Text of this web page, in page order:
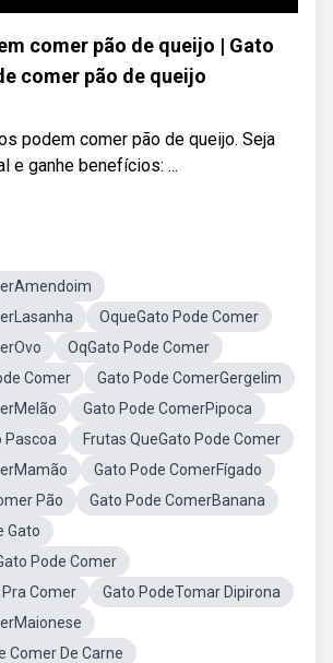
comer pão de queijo | Gato
comer pão de queijo
podem comer pão de queijo. Seja
e ganhe benefícios: ...
OqueGato Pode Comer
OqGato Pode Comer
Comer
Gato Pode ComerGergelim
Gato Pode ComerPipoca
Pascoa
Frutas QueGato Pode Comer
Gato Pode ComerFígado
Pão
Gato Pode ComerBanana
Gato
Pode Comer
Comer
Gato PodeTomar Dipirona
Comer De Carne